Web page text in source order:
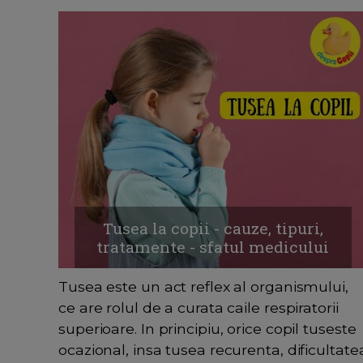
Tusea la copii - cauze, tipuri,
tratamente - sfatul medicului
Tusea este un act reflex al organismului,
ce are rolul de a curata caile respiratorii
superioare. In principiu, orice copil tuseste
ocazional, insa tusea recurenta,